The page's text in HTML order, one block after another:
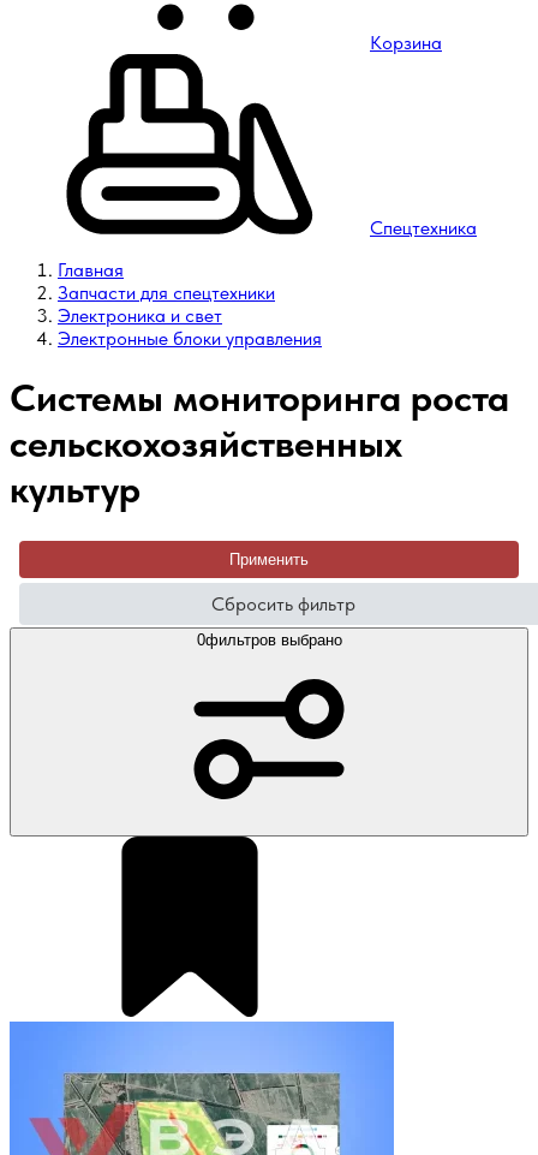
Корзина
Спецтехника
Главная
Запчасти для спецтехники
Электроника и свет
Электронные блоки управления
Системы мониторинга роста
сельскохозяйственных
культур
Применить
Сбросить фильтр
0фильтров выбрано